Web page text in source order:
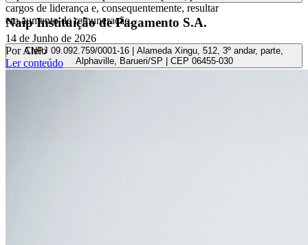
cargos de liderança e, consequentemente, resultar
em aumento de remuneração.
14 de Junho de 2026
Por Alelo
Ler conteúdo
Naip Instituição de Pagamento S.A.
CNPJ 09.092.759/0001-16 | Alameda Xingu, 512, 3º andar, parte,
Alphaville, Barueri/SP | CEP 06455-030